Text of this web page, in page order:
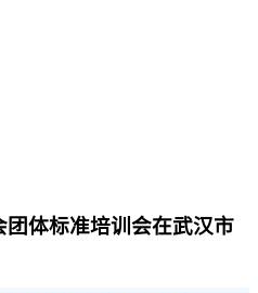
体标准培训会在武汉市